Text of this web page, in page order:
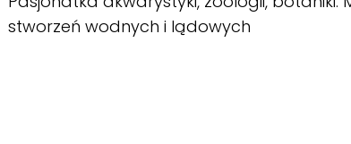
stworzeń wodnych i lądowych